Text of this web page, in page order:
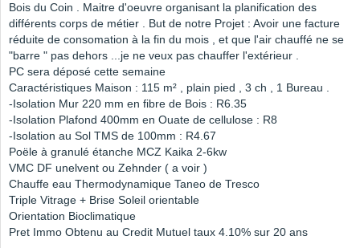
Bois du Coin . Maitre d'oeuvre organisant la planification des
différents corps de métier . But de notre Projet : Avoir une facture
réduite de consomation à la fin du mois , et que l'air chauffé ne se
"barre " pas dehors ...je ne veux pas chauffer l'extérieur .
PC sera déposé cette semaine
Caractéristiques Maison : 115 m² , plain pied , 3 ch , 1 Bureau .
-Isolation Mur 220 mm en fibre de Bois : R6.35
-Isolation Plafond 400mm en Ouate de cellulose : R8
-Isolation au Sol TMS de 100mm : R4.67
Poële à granulé étanche MCZ Kaika 2-6kw
VMC DF unelvent ou Zehnder ( a voir )
Chauffe eau Thermodynamique Taneo de Tresco
Triple Vitrage + Brise Soleil orientable
Orientation Bioclimatique
Pret Immo Obtenu au Credit Mutuel taux 4.10% sur 20 ans